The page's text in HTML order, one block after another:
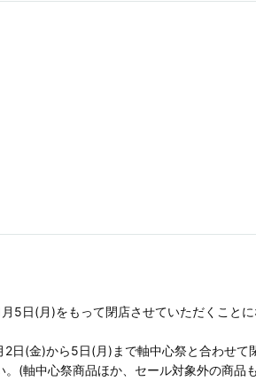
5日(月)をもって閉店させていただくこと
日(金)から5日(月)まで軸中心祭と合わせて
(軸中心祭商品ほか、セール対象外の商品